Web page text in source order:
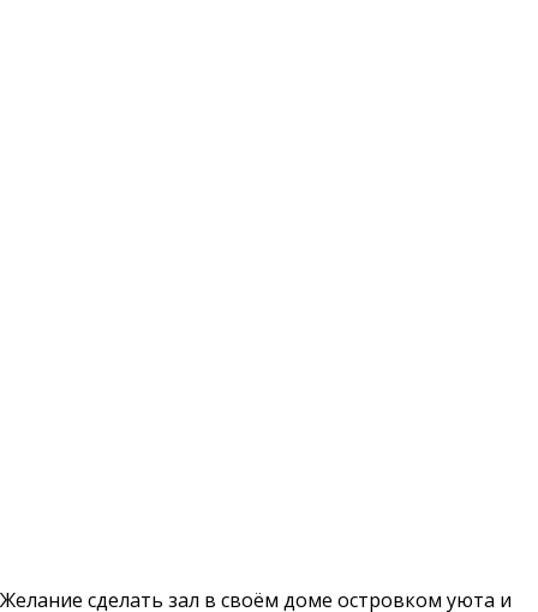
Желание сделать зал в своём доме островком уюта и